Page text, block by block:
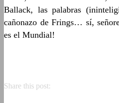
Ballack, las palabras
cañonazo de Frings… sí,
es el Mundial!
Share this post: